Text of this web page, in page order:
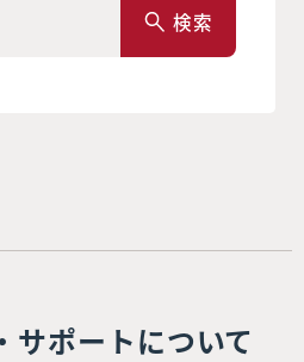
検索
サポートについて